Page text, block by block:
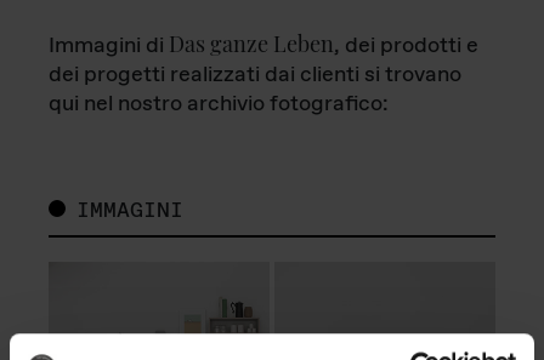
Immagini di Das ganze Leben, dei prodotti e
dei progetti realizzati dai clienti si trovano
qui nel nostro archivio fotografico:
IMMAGINI